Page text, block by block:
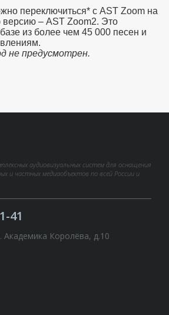
переключиться* с AST Zoom на
версию – AST Zoom2. Это
из более чем 45 000 песен и
не предусмотрен.
аудиовизуальных систем для оснащения
и частных медиаобъектов по всей России и
41
Академика Королёва, д.10